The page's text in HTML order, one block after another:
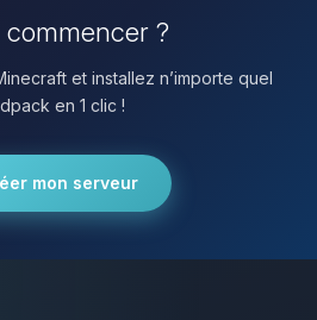
commencer ?
et installez n’importe quel
en 1 clic !
mon serveur